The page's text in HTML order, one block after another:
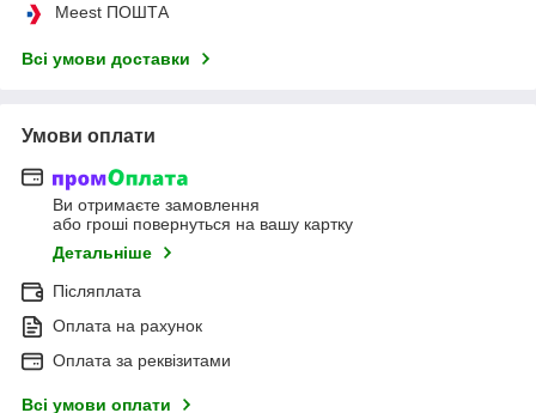
Meest ПОШТА
Всі умови доставки
Умови оплати
Ви отримаєте замовлення
або гроші повернуться на вашу картку
Детальніше
Післяплата
Оплата на рахунок
Оплата за реквізитами
Всі умови оплати